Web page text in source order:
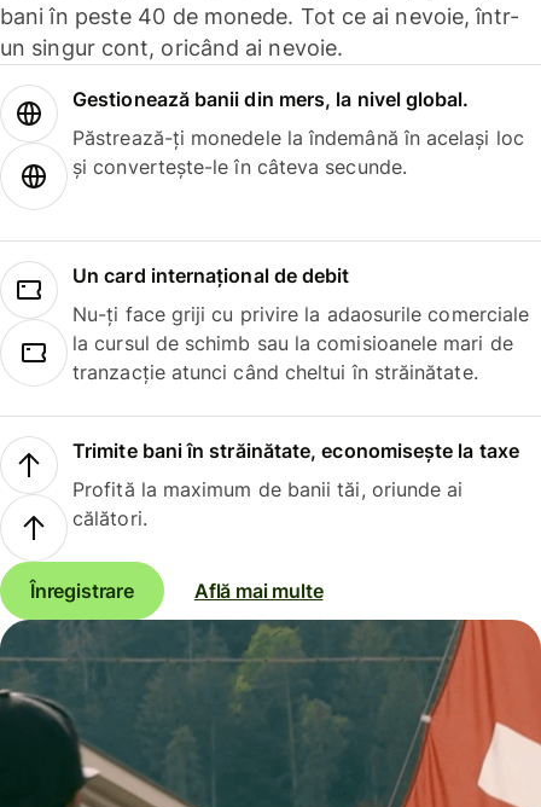
bani în peste 40 de monede. Tot ce ai nevoie, într-
un singur cont, oricând ai nevoie.
Gestionează banii din mers, la nivel global.
Păstrează-ți monedele la îndemână în același loc
și convertește-le în câteva secunde.
Un card internațional de debit
Nu-ți face griji cu privire la adaosurile comerciale
la cursul de schimb sau la comisioanele mari de
tranzacție atunci când cheltui în străinătate.
Trimite bani în străinătate, economisește la taxe
Profită la maximum de banii tăi, oriunde ai
călători.
Înregistrare Află mai multe